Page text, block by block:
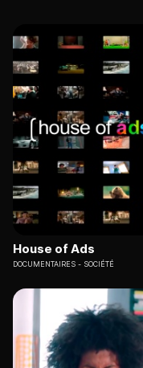
House of Ads
DOCUMENTAIRES SOCIÉTÉ